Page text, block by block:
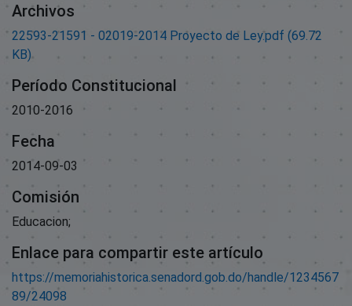
Archivos
22593-21591 - 02019-2014 Proyecto de Ley.pdf (69.72
KB)
Período Constitucional
2010-2016
Fecha
2014-09-03
Comisión
Educacion;
Enlace para compartir este artículo
https://memoriahistorica.senadord.gob.do/handle/1234567
89/24098